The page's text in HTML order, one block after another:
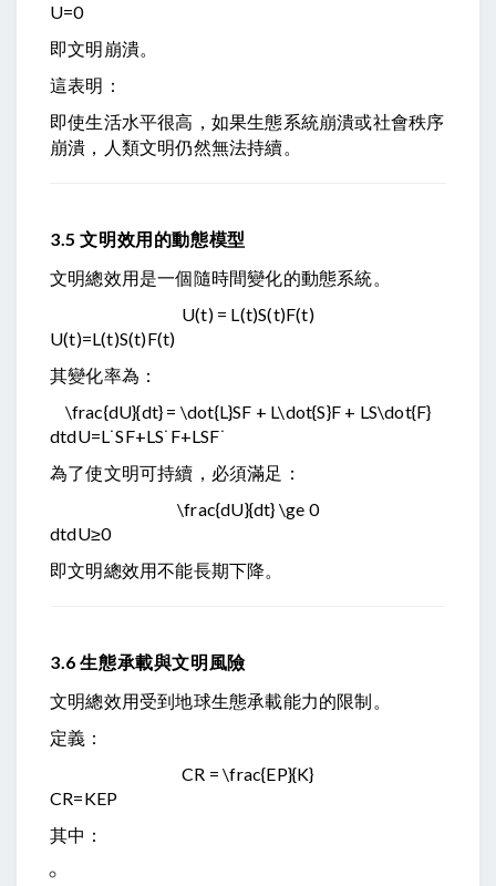
U=0
即文明崩潰。
這表明：
即使生活水平很高，如果生態系統崩潰或社會秩序
崩潰，人類文明仍然無法持續。
3.5 文明效用的動態模型
文明總效用是一個隨時間變化的動態系統。
U(t) = L(t)S(t)F(t)
U(t)=L(t)S(t)F(t)
其變化率為：
\frac{dU}{dt} = \dot{L}SF + L\dot{S}F + LS\dot{F}
dtdU=L˙SF+LS˙ F+LSF˙
為了使文明可持續，必須滿足：
\frac{dU}{dt} \ge 0
dtdU≥0
即文明總效用不能長期下降。
3.6 生態承載與文明風險
文明總效用受到地球生態承載能力的限制。
定義：
CR = \frac{EP}{K}
CR=KEP
其中：